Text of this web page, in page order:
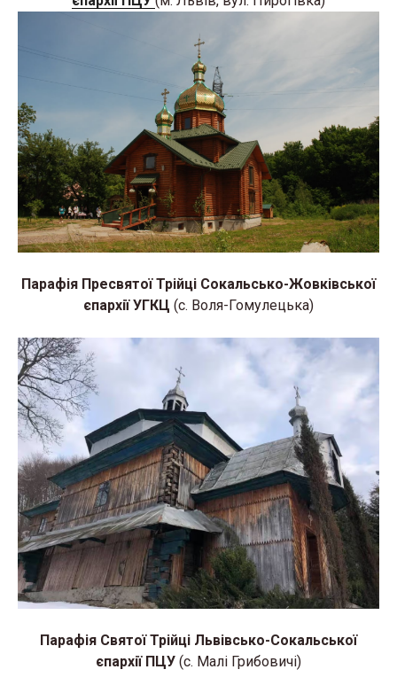
Парафія Пресвятої Трійці Сокальсько-Жовківської
єпархії УГКЦ (с. Воля-Гомулецька)
Парафія Святої Трійці Львівсько-Сокальської
єпархії ПЦУ (с. Малі Грибовичі)